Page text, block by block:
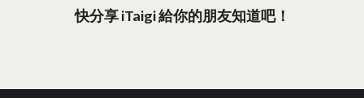
快分享 iTaigi 給你的朋友知道吧！